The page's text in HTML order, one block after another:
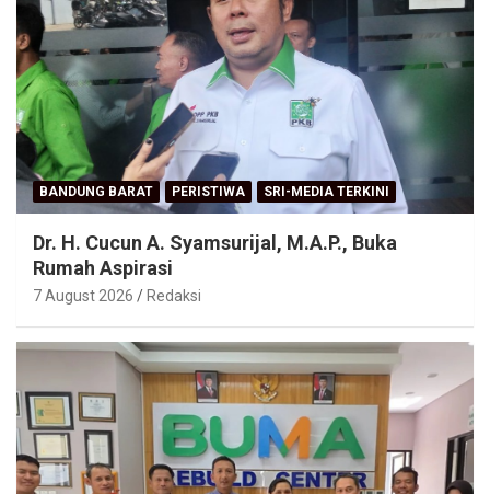
BANDUNG BARAT PERISTIWA SRI-MEDIA TERKINI
Dr. H. Cucun A. Syamsurijal, M.A.P., Buka
Rumah Aspirasi
7 August 2026 Redaksi